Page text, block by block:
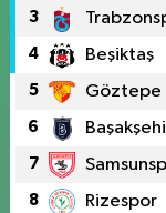
3
4 Beşiktaş
5 Göztepe
6
7
8 Rizespor